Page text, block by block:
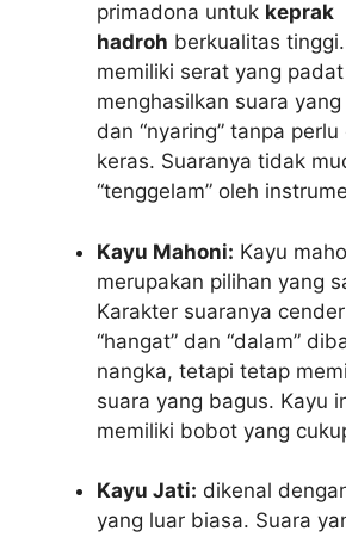
primadona untuk keprak
hadroh berkualitas
memiliki serat yang
menghasilkan suara
dan “nyaring” tanpa
keras. Suaranya tidak
“tenggelam” oleh
Kayu Mahoni: Kayu
merupakan pilihan yang
Karakter suaranya
“hangat” dan “dalam”
nangka, tetapi tetap
suara yang bagus. Kayu
memiliki bobot yang
Kayu Jati: dikenal
yang luar biasa. Suara